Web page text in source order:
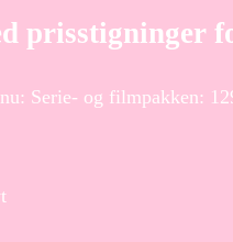
prisstigninger
Serie- og filmpakken: